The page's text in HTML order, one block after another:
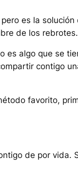
es la
de los rebrotes.
es algo que se
contigo
favorito,
de por vida.